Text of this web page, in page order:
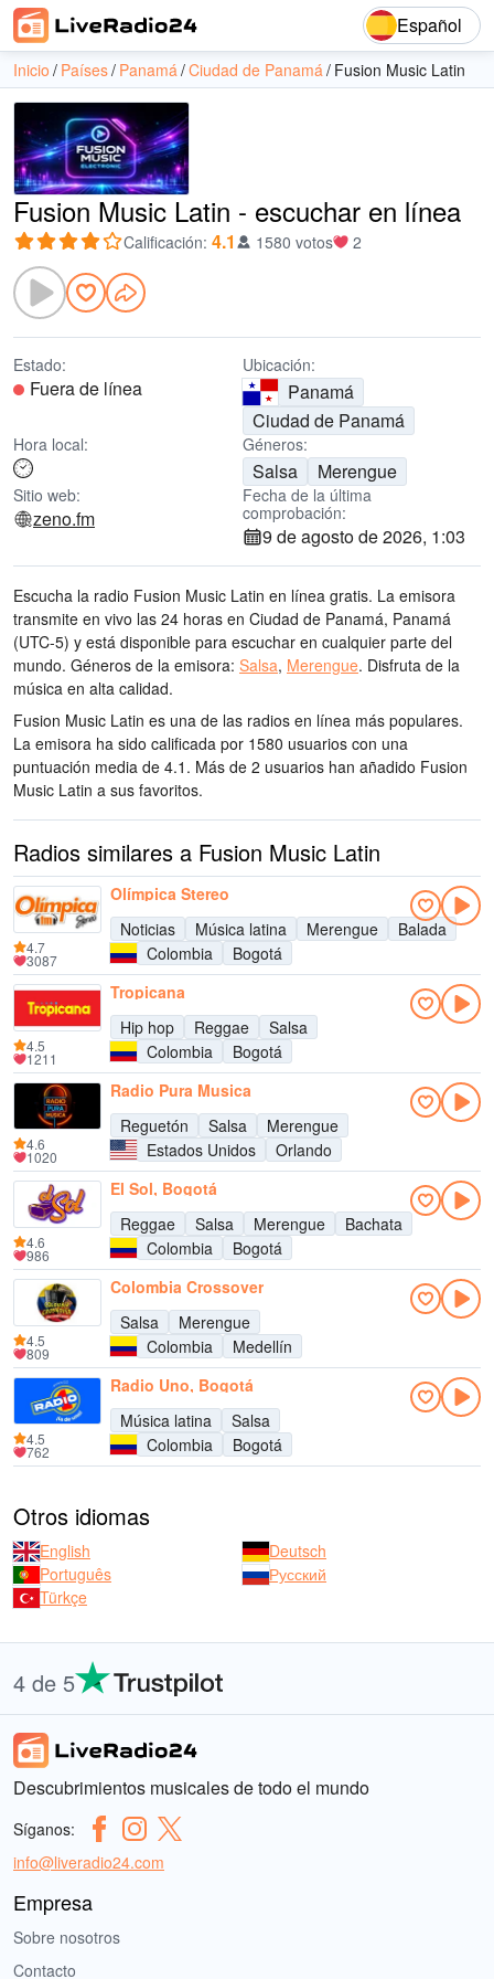
Español
Inicio Países Panamá Ciudad de Panamá Fusion Music Latin
Fusion Music Latin - escuchar en línea
Calificación: 4.1 1580 votos 2
Estado:
Fuera de línea
Ubicación:
Panamá
Ciudad de Panamá
Hora local: Géneros:
Salsa Merengue
Sitio web:
zeno.fm
Fecha de la última
comprobación:
9 de agosto de 2026, 1:03
Escucha la radio Fusion Music Latin en línea gratis. La emisora
transmite en vivo las 24 horas en Ciudad de Panamá, Panamá
(UTC-5) y está disponible para escuchar en cualquier parte del
mundo. Géneros de la emisora: Salsa, Merengue. Disfruta de la
música en alta calidad.
Fusion Music Latin es una de las radios en línea más populares.
La emisora ha sido calificada por 1580 usuarios con una
puntuación media de 4.1. Más de 2 usuarios han añadido Fusion
Music Latin a sus favoritos.
Radios similares a Fusion Music Latin
Olímpica Stereo
Noticias
Música latina Merengue
Balada
Colombia
Bogotá
4.7
3087
Tropicana
Hip hop
Reggae
Salsa
Colombia
Bogotá
4.5
1211
Radio Pura Musica
Reguetón
Salsa
Merengue
Estados Unidos
Orlando
4.6
1020
El Sol, Bogotá
Reggae
Salsa Merengue
Bachata
Colombia
Bogotá
4.6
986
Colombia Crossover
Salsa
Merengue
Colombia
Medellín
4.5
809
Radio Uno, Bogotá
Música latina
Salsa
Colombia
Bogotá
4.5
762
Otros idiomas
English
Deutsch
Português
Русский
Türkçe
4 de 5
Descubrimientos musicales de todo el mundo
Síganos:
info@liveradio24.com
Empresa
Sobre nosotros
Contacto